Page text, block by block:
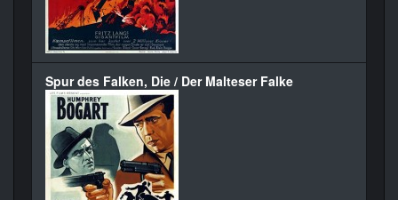
Spur des Falken, Die / Der Malteser Falke